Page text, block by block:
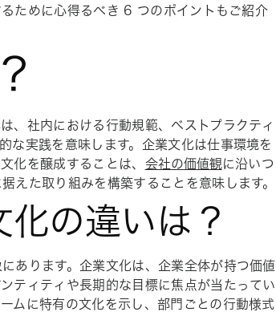
ために心得るべき 6 つのポイントもご紹介
、社内における行動規範、ベストプラクティ
な実践を意味します。企業文化は仕事環境を
化を醸成することは、 会社の価値観に沿いつ
えた取り組みを構築することを意味します。
の違いは？
あります。企業文化は、企業全体が持つ価値
ティティや長期的な目標に焦点が当たってい
ムに特有の文化を示し、部門ごとの行動様式